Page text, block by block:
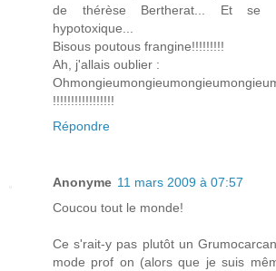
de thérèse Bertherat... Et se
hypotoxique...
Bisous poutous frangine!!!!!!!!!
Ah, j'allais oublier :
!!!!!!!!!!!!!!!!!
Répondre
Anonyme 11 mars 2009 à 07:57
Coucou tout le monde!
Ce s'rait-y pas plutôt un
mode prof on (alors que je suis